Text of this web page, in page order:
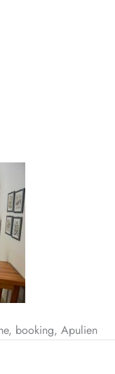
booking, Apulien